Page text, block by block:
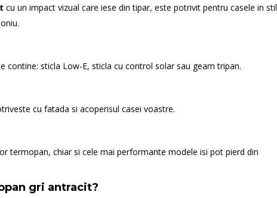
cu un impact vizual care iese din tipar, este potrivit pentru casele in stil
contine: sticla Low-E, sticla cu control solar sau geam tripan.
cu fatada si acoperisul casei voastre.
termopan, chiar si cele mai performante modele isi pot pierd din
gri antracit?